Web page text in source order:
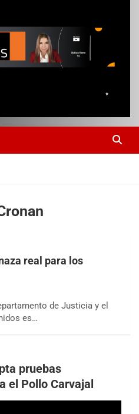
real para los
de Justicia y el
es…
pruebas
el Pollo Carvajal